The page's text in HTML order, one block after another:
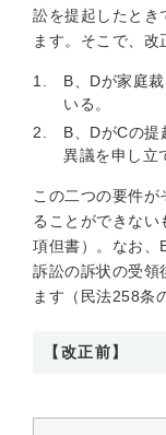
訟を提起したとき
ます。そこで、改
B、Dが家庭
いる。
B、DがCの提
異議を申し立
この二つの要件
ることができな
項但書）。なお、
訴訟の訴状の受領
ます（民法258条
【改正前】